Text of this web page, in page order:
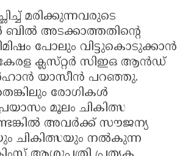
മരിക്കുന്നവരുടെ
അടക്കാത്തതിന്റെ
പോലും വിട്ടുകൊടുക്കാൻ
കേരള ക്ലസ്‌റ്റർ സിഇഒ ആൻഡ്
യാസീൻ പറഞ്ഞു.
രോഗികൾ
മൂലം ചികിത്സ
അവർക്ക് സൗജന്യ
ചികിത്സയും നൽകുന്ന